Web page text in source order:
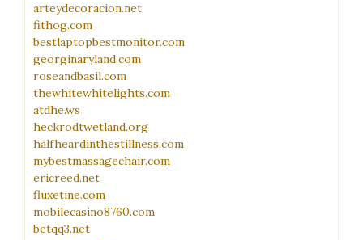
arteydecoracion.net
fithog.com
bestlaptopbestmonitor.com
georginaryland.com
roseandbasil.com
thewhitewhitelights.com
atdhe.ws
heckrodtwetland.org
halfheardinthestillness.com
mybestmassagechair.com
ericreed.net
fluxetine.com
mobilecasino8760.com
betqq3.net